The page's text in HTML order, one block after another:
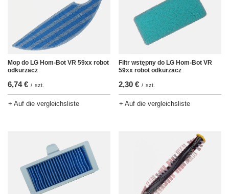
Mop do LG Hom-Bot VR 59xx robot
odkurzacz
6,74 € / szt.
+ Auf die vergleichsliste
Filtr wstępny do LG Hom-Bot VR
59xx robot odkurzacz
2,30 € / szt.
+ Auf die vergleichsliste